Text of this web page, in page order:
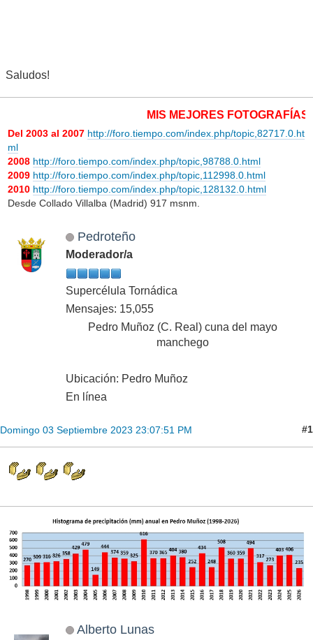
Saludos!
MIS MEJORES FOTOGRAFÍAS
Del 2003 al 2007 http://foro.tiempo.com/index.php/topic,82717.0.ht
ml
2008 http://foro.tiempo.com/index.php/topic,98788.0.html
2009 http://foro.tiempo.com/index.php/topic,112998.0.html
2010 http://foro.tiempo.com/index.php/topic,128132.0.html
Desde Collado Villalba (Madrid) 917 msnm.
Pedroteño
Moderador/a
Supercélula Tornádica
Mensajes: 15,055
Pedro Muñoz (C. Real) cuna del mayo
manchego
Ubicación: Pedro Muñoz
En línea
Domingo 03 Septiembre 2023 23:07:51 PM #1
Alberto Lunas